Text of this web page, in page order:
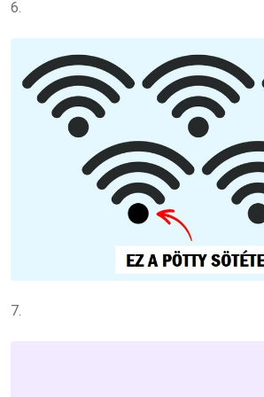
6.
7.